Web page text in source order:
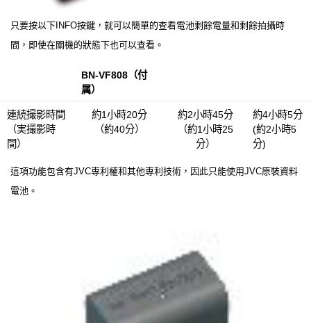
只要按以下INFO按鍵，就可以簡單的查看電池剩餘電量和剩餘拍攝時
間，即使在關機的狀態下也可以查看。
BN-VF808（付
属）
連続撮影時間
（実撮影時
間）
約1小時20分
（約40分）
約2小時45分
（約1小時25
分）
約4小時5分
(約2小時5
分)
這項功能包含有JVC專利權和其他專利技術，因此只能使用JVC原裝資料
電池。